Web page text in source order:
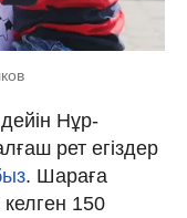
дейін Нұр-
рет егіздер
. Шараға
келген 150